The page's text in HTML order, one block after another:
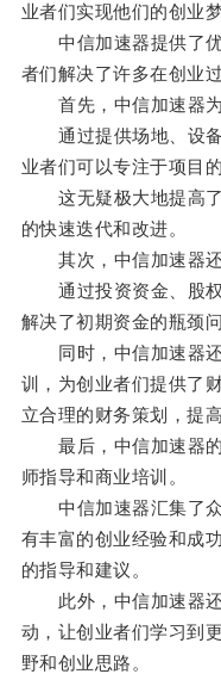
业者们实现他们的创业
中信加速器提供了优
者们解决了许多在创业
首先，中信加速器为
通过提供场地、设备
业者们可以专注于项目
这无疑极大地提高了
的快速迭代和改进。
其次，中信加速器还
通过投资资金、股权
解决了初期资金的瓶颈问
同时，中信加速器还
训，为创业者们提供了
立合理的财务策划，提
最后，中信加速器的
师指导和商业培训。
中信加速器汇集了众
有丰富的创业经验和成
的指导和建议。
此外，中信加速器还
动，让创业者们学习到
野和创业思路。